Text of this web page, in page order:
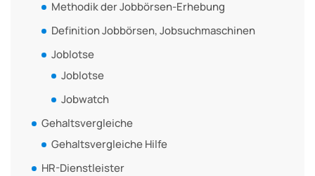
Methodik der Jobbörsen-Erhebung
Definition Jobbörsen, Jobsuchmaschinen
Joblotse
Joblotse
Jobwatch
Gehaltsvergleiche
Gehaltsvergleiche Hilfe
HR-Dienstleister